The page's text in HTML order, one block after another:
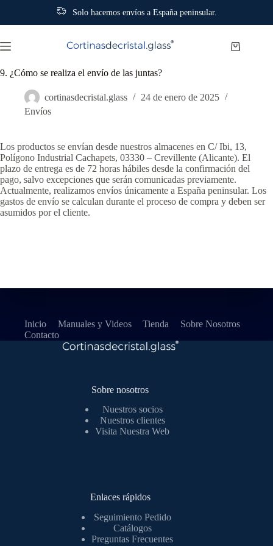
Solo hacemos envíos a España peninsular.
al
contenido
Carro
9. ¿Cómo se realiza el envío de las juntas?
cortinasdecristal.glass
24 de enero de 2025
Envíos
Los productos se envían desde nuestros almacenes en C/ Ibi, 13,
Polígono Industrial Cachapets, 03330 – Crevillente (Alicante). El
plazo de entrega es de 72 horas hábiles desde la confirmación del
pago, salvo excepciones que serán comunicadas previamente.
Actualmente, realizamos envíos únicamente a España peninsular. Los
gastos de envío se calculan durante el proceso de compra y deben ser
asumidos por el cliente.
Inicio Manuales y Videos Tienda
Sobre Nosotros
Contacto
Sobre nosotros
Nuestros socios
Nuestros clientes
Visita Nuestra Web
Enlaces rápidos
Seguimiento Pedido
Catálogos
Preguntas Frecuentes